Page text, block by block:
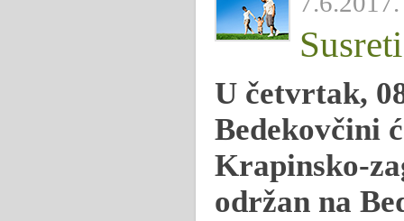
U četvrtak,
Bedekovčini
Krapinsko-
održan na